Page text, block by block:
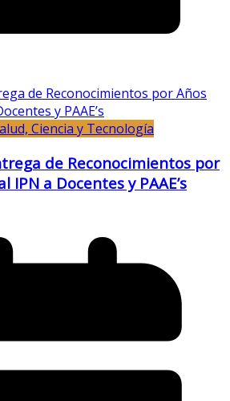
Ciencia y Tecnología
de Reconocimientos por
IPN a Docentes y PAAE’s